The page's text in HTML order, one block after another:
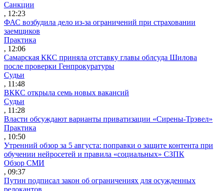
Санкции
, 12:23
ФАС возбудила дело из-за ограничений при страховании
заемщиков
Практика
, 12:06
Самарская ККС приняла отставку главы облсуда Шилова
после проверки Генпрокуратуры
Судьи
, 11:48
ВККС открыла семь новых вакансий
Судьи
, 11:28
Власти обсуждают варианты приватизации «Сирены-Трэвел»
Практика
, 10:50
Утренний обзор за 5 августа: поправки о защите контента при
обучении нейросетей и правила «социальных» СЗПК
Обзор СМИ
, 09:37
Путин подписал закон об ограничениях для осужденных
релокантов